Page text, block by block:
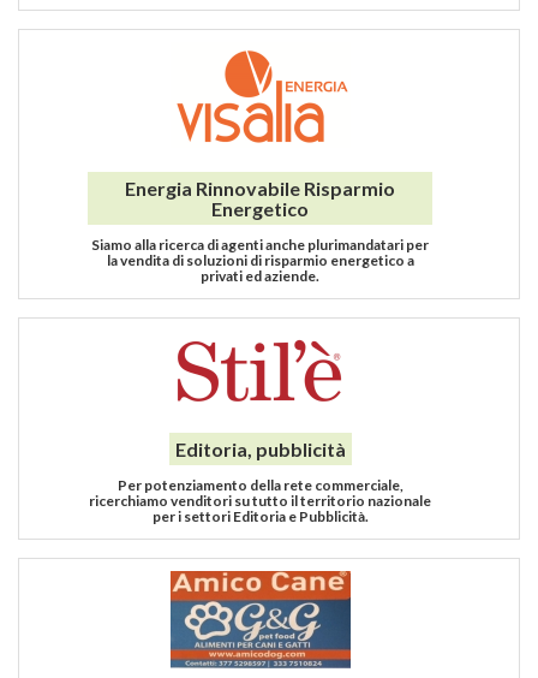
Energia Rinnovabile Risparmio
Energetico
Siamo alla ricerca di agenti anche plurimandatari per
la vendita di soluzioni di risparmio energetico a
privati ed aziende.
Editoria, pubblicità
Per potenziamento della rete commerciale,
ricerchiamo venditori su tutto il territorio nazionale
per i settori Editoria e Pubblicità.